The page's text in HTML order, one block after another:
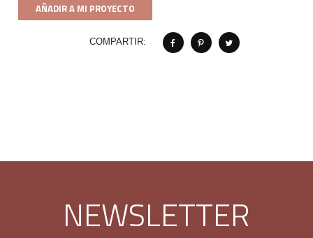
AÑADIR A MI PROYECTO
COMPARTIR:
NEWSLETTER